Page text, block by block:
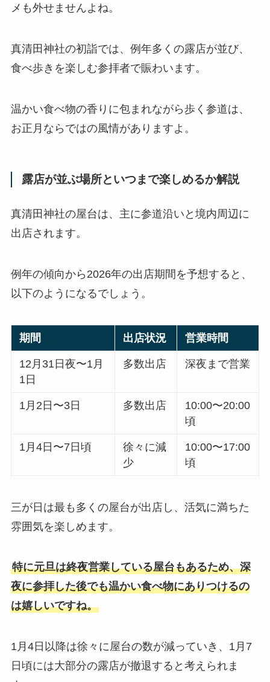
メも外せませんよね。
真清田神社の初詣では、例年多くの露店が並び、
食べ歩きを楽しむ参拝者で賑わいます。
温かい食べ物の香りに包まれながら歩く参道は、
お正月ならではの風情がありますよ。
露店が並ぶ場所といつまで楽しめるか解説
真清田神社の屋台は、主に参道沿いと境内周辺に
出店されます。
例年の傾向から2026年の出店期間を予想すると、
以下のようになるでしょう。
期間 出店状況 営業時間
12月31日夜〜1月
1日
多数出店 深夜まで営業
1月2日〜3日 多数出店
10:00〜20:00
頃
1月4日〜7日頃
徐々に減
少
10:00〜17:00
頃
三が日は最も多くの屋台が出店し、活気に満ちた
雰囲気を楽しめます。
特に元旦は終夜営業している屋台もあるため、深
夜に参拝した後でも温かい食べ物にありつけるの
は嬉しいですね。
1月4日以降は徐々に屋台の数が減っていき、1月7
日頃には大部分の露店が撤退すると考えられま